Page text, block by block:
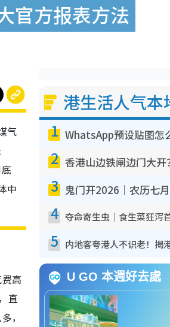
官方报表方法
气
中
高
直
，
港生活人气本
1
2
3
4
5
U GO 本週好去處